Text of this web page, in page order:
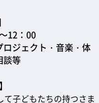
12：00
ジェクト・音楽・体
談等
て子どもたちの持つさま